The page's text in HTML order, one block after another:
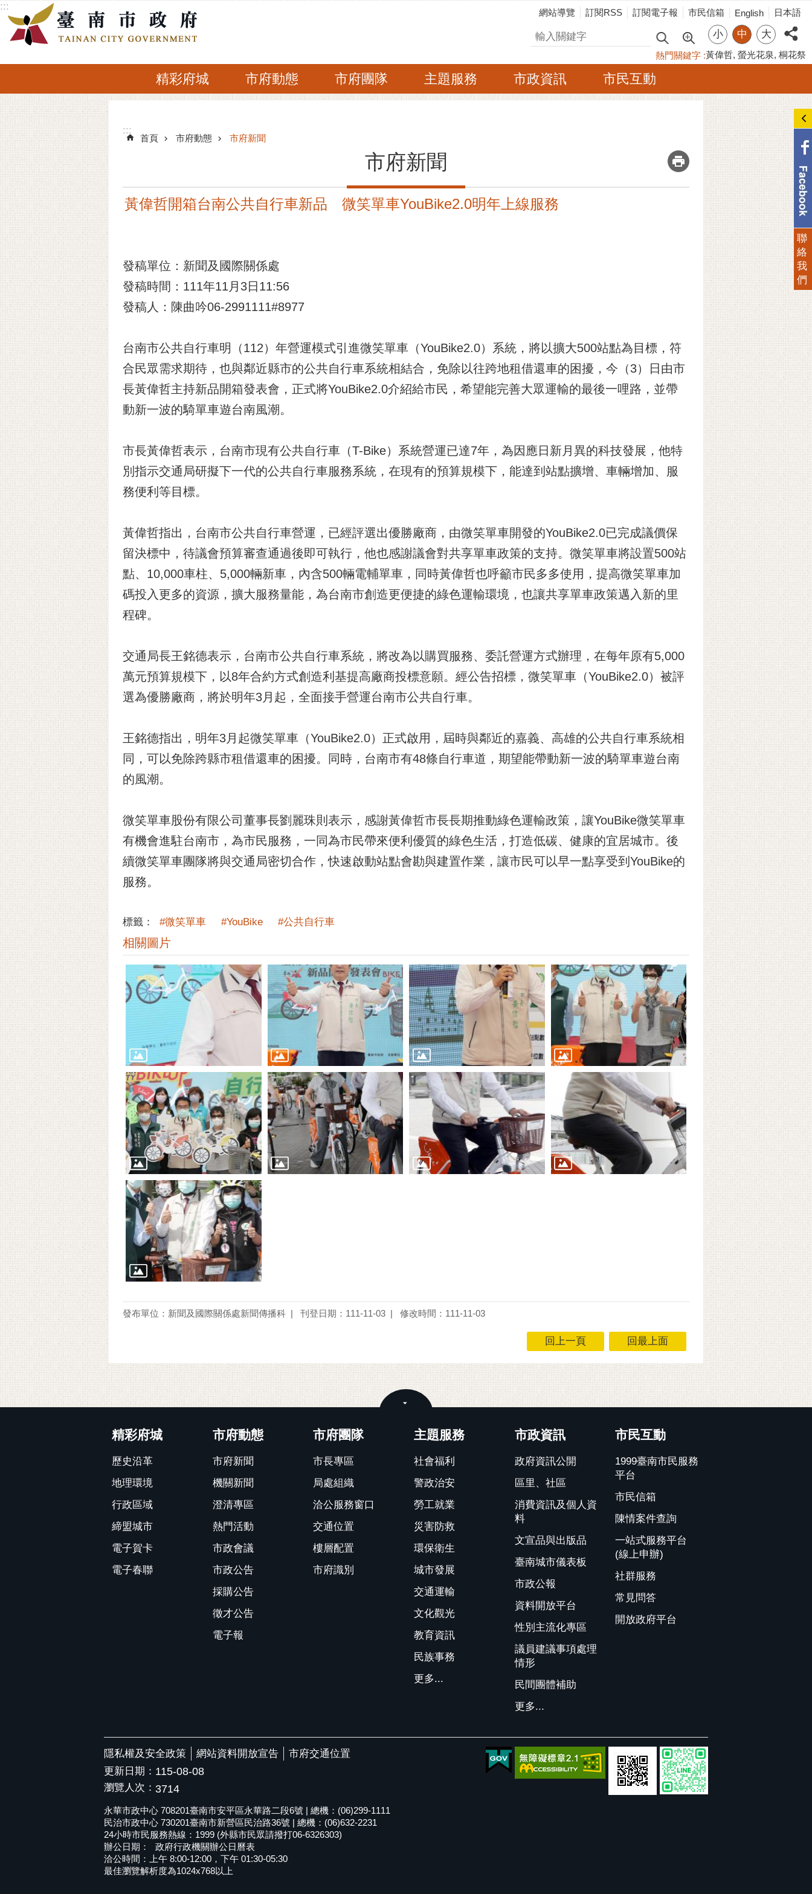
跳到主要內容區塊
:::
網站導覽 訂閱RSS 訂閱電子報 市民信箱 English 日本語
搜尋 小 中 大
熱門關鍵字 黃偉哲 螢光花泉 桐花祭
精彩府城 市府動態 市府團隊 主題服務 市政資訊 市民互動
:::
:::
首頁 市府動態 市府新聞
市府新聞 _
黃偉哲開箱台南公共自行車新品 微笑單車YouBike2.0明年上線服務
發稿單位：新聞及國際關係處
發稿時間：111年11月3日11:56
發稿人：陳曲吟06-2991111#8977
台南市公共自行車明（112）年營運模式引進微笑單車（YouBike2.0）系統，將以擴大500站點為目標，符
合民眾需求期待，也與鄰近縣市的公共自行車系統相結合，免除以往跨地租借還車的困擾，今（3）日由市
長黃偉哲主持新品開箱發表會，正式將YouBike2.0介紹給市民，希望能完善大眾運輸的最後一哩路，並帶
動新一波的騎單車遊台南風潮。
市長黃偉哲表示，台南市現有公共自行車（T-Bike）系統營運已達7年，為因應日新月異的科技發展，他特
別指示交通局研擬下一代的公共自行車服務系統，在現有的預算規模下，能達到站點擴增、車輛增加、服
務便利等目標。
黃偉哲指出，台南市公共自行車營運，已經評選出優勝廠商，由微笑單車開發的YouBike2.0已完成議價保
留決標中，待議會預算審查通過後即可執行，他也感謝議會對共享單車政策的支持。微笑單車將設置500站
點、10,000車柱、5,000輛新車，內含500輛電輔單車，同時黃偉哲也呼籲市民多多使用，提高微笑單車加
碼投入更多的資源，擴大服務量能，為台南市創造更便捷的綠色運輸環境，也讓共享單車政策邁入新的里
程碑。
交通局長王銘德表示，台南市公共自行車系統，將改為以購買服務、委託營運方式辦理，在每年原有5,000
萬元預算規模下，以8年合約方式創造利基提高廠商投標意願。經公告招標，微笑單車（YouBike2.0）被評
選為優勝廠商，將於明年3月起，全面接手營運台南市公共自行車。
王銘德指出，明年3月起微笑單車（YouBike2.0）正式啟用，屆時與鄰近的嘉義、高雄的公共自行車系統相
同，可以免除跨縣市租借還車的困擾。同時，台南市有48條自行車道，期望能帶動新一波的騎單車遊台南
的風潮。
微笑單車股份有限公司董事長劉麗珠則表示，感謝黃偉哲市長長期推動綠色運輸政策，讓YouBike微笑單車
有機會進駐台南市，為市民服務，一同為市民帶來便利優質的綠色生活，打造低碳、健康的宜居城市。後
續微笑單車團隊將與交通局密切合作，快速啟動站點會勘與建置作業，讓市民可以早一點享受到YouBike的
服務。
標籤： #微笑單車 #YouBike #公共自行車
相關圖片
發布單位：新聞及國際關係處新聞傳播科 刊登日期：111-11-03 修改時間：111-11-03
回上一頁 回最上面
精彩府城
歷史沿革
地理環境
行政區域
締盟城市
電子賀卡
電子春聯
市府動態
市府新聞
機關新聞
澄清專區
熱門活動
市政會議
市政公告
採購公告
徵才公告
電子報
市府團隊
市長專區
局處組織
洽公服務窗口
交通位置
樓層配置
市府識別
主題服務
社會福利
警政治安
勞工就業
災害防救
環保衛生
城市發展
交通運輸
文化觀光
教育資訊
民族事務
更多...
市政資訊
政府資訊公開
區里、社區
消費資訊及個人資
料
文宣品與出版品
臺南城市儀表板
市政公報
資料開放平台
性別主流化專區
議員建議事項處理
情形
民間團體補助
更多...
市民互動
1999臺南市民服務
平台
市民信箱
陳情案件查詢
一站式服務平台
(線上申辦)
社群服務
常見問答
開放政府平台
隱私權及安全政策 網站資料開放宣告
市府交通位置
更新日期： 115-08-08
瀏覽人次： 3714
永華市政中心 708201臺南市安平區永華路二段6號 | 總機：(06)299-1111
民治市政中心 730201臺南市新營區民治路36號 | 總機：(06)632-2231
24小時市民服務熱線：1999 (外縣市民眾請撥打06-6326303)
辦公日期：
政府行政機關辦公日曆表
洽公時間：上午 8:00-12:00，下午 01:30-05:30
最佳瀏覽解析度為1024x768以上
聯
絡
我
們